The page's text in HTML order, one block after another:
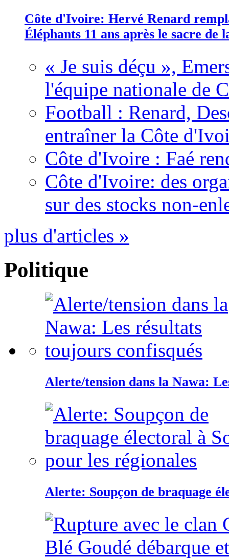
Côte d'Ivoire: Hervé Renard
Éléphants 11 ans après le sacre de
« Je suis déçu »,
l'équipe nationale de
Football : Renard,
entraîner la Côte
Côte d'Ivoire : Faé
Côte d'Ivoire: des
sur des stocks non-
plus d'articles »
Politique
Alerte/tension dans la Nawa:
Alerte: Soupçon de braquage